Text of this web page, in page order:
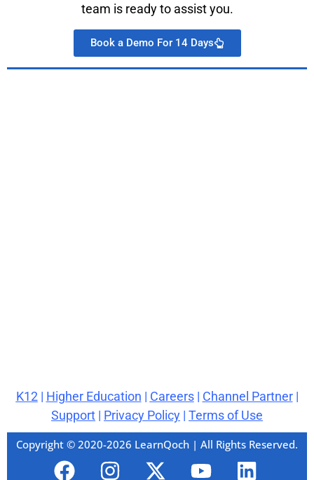
team is ready to assist you.
Book a Demo For 14 Days
K12 | Higher Education | Careers| Channel Partner|
Support | Privacy Policy | Terms of Use
Copyright © 2020-2026 LearnQoch | All Rights Reserved.